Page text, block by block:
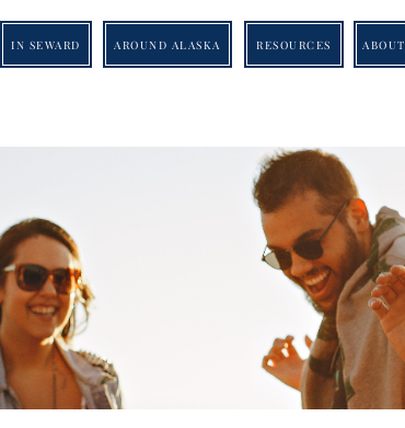
IN SEWARD AROUND ALASKA RESOURCES ABOUT